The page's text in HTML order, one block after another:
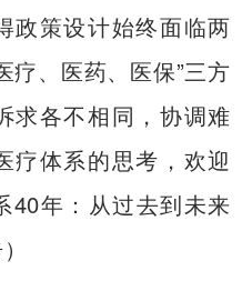
政策设计始终面临两
疗、医药、医保”三方
求各不相同，协调难
疗体系的思考，欢迎
40年：从过去到未来